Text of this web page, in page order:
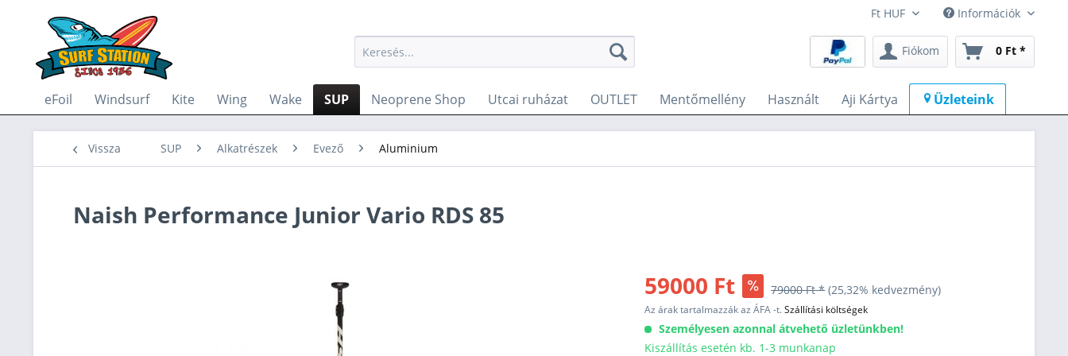
Információk
Fiókom 0 Ft *
eFoil Windsurf Kite Wing Wake SUP Neoprene Shop Utcai ruházat OUTLET Mentőmellény Használt Aji Kártya Üzleteink
Vissza SUP Alkatrészek Evező Aluminium
Naish Performance Junior Vario RDS 85
59000 Ft 79000 Ft * (25,32% kedvezmény)
Az árak tartalmazzák az ÁFA -t.Szállítási költségek
Személyesen azonnal átvehető üzletünkben!
Kiszállítás esetén kb. 1-3 munkanap